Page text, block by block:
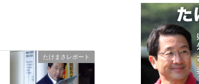
たけまさレポート